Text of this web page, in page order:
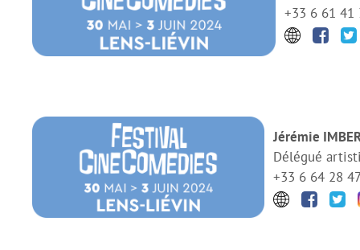
Label CineComedies
+33 6 61 41
Jérémie
Délégué
+33 6 64 28